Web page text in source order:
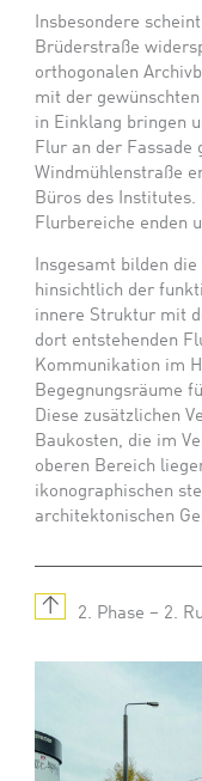
Insbesondere
Brüderstraße
orthogonalen
mit der
in Einklang bringen
Flur an der Fassade
Windmühlenstraße
Büros des
Flurbereiche enden
Insgesamt bilden
hinsichtlich der
innere Struktur mit
dort entstehenden
Kommunikation im
Begegnungsräume
Diese zusätzlichen
Baukosten, die im
oberen Bereich
ikonographischen
architektonischen
↑ 2. Phase – 2.